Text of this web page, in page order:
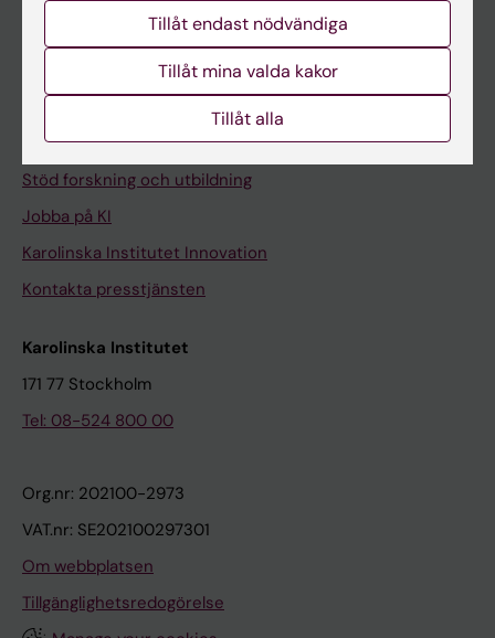
Medarbetarportalen
Universitetsbiblioteket
Stöd forskning och utbildning
Jobba på KI
Karolinska Institutet Innovation
Kontakta presstjänsten
Karolinska Institutet
171 77 Stockholm
Tel: 08-524 800 00
Org.nr: 202100-2973
VAT.nr: SE202100297301
Om webbplatsen
Tillgänglighetsredogörelse
Tillåt endast nödvändiga
Tillåt mina valda kakor
Tillåt alla